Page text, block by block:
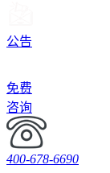
公告
免费
咨询
400-678-6690